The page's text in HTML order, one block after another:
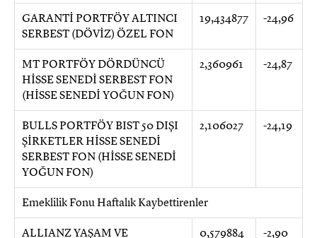
GARANTİ PORTFÖY ALTINCI
SERBEST (DÖVİZ) ÖZEL FON
19,434877 -24,96
MT PORTFÖY DÖRDÜNCÜ
HİSSE SENEDİ SERBEST FON
(HİSSE SENEDİ YOĞUN FON)
2,360961 -24,87
BULLS PORTFÖY BIST 50 DIŞI
ŞİRKETLER HİSSE SENEDİ
SERBEST FON (HİSSE SENEDİ
YOĞUN FON)
2,106027 -24,19
Emeklilik Fonu Haftalık Kaybettirenler
ALLIANZ YAŞAM VE
0,579884 -2,90